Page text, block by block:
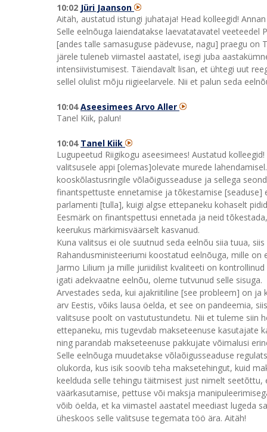
10:02 Jüri Jaanson
Aitäh, austatud istungi juhataja! Head kolleegid!
Selle eelnõuga laiendatakse laevatatavatel
[andes talle samasuguse pädevuse, nagu] praegu on
järele tuleneb viimastel aastatel, isegi juba
intensiivistumisest. Täiendavalt lisan, et ühtegi uut
sellel olulist mõju riigieelarvele. Nii et palun seda
10:04Aseesimees Arvo Aller
Tanel Kiik, palun!
10:04 Tanel Kiik
Lugupeetud Riigikogu aseesimees! Austatud
valitsusele appi [olemas]olevate murede
kooskõlastusringile võlaõigusseaduse ja sellega
finantspettuste ennetamise ja tõkestamise [seaduse]
parlamenti [tulla], kuigi algse ettepaneku kohaselt
Eesmärk on finantspettusi ennetada ja neid
keerukus märkimisväärselt kasvanud.
Kuna valitsus ei ole suutnud seda eelnõu siia tuua,
Rahandusministeeriumi koostatud eelnõuga, mille
Jarmo Lilium ja mille juriidilist kvaliteeti on
igati adekvaatne eelnõu, oleme tutvunud selle sisuga.
Arvestades seda, kui ajakriitiline [see probleem] on
arv Eestis, võiks lausa öelda, et see on pandeemia,
valitsuse poolt on vastutustundetu. Nii et tuleme siin
ettepaneku, mis tugevdab makseteenuse kasutajate
ning parandab makseteenuse pakkujate võimalusi
Selle eelnõuga muudetakse võlaõigusseaduse
olukorda, kus isik soovib teha maksetehingut, kuid
keelduda selle tehingu täitmisest just nimelt
väärkasutamise, pettuse või maksja
võib öelda, et ka viimastel aastatel meediast lugeda
üheskoos selle valitsuse tegemata töö ära. Aitäh!